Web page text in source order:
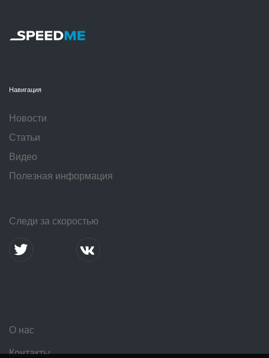
Навигация
Новости
Статьи
Видео
Полезная информация
Следи за скоростью
О нас
Контакты